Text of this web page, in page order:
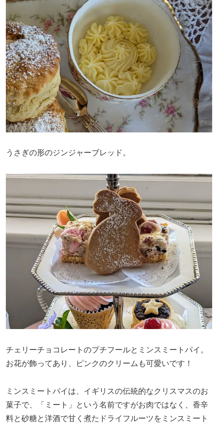
うさぎの形のジンジャーブレッド。
チェリーチョコレートのプチフールとミンスミートパイ。
お花が飾ってあり、ピンクのクリームも可愛いです！
ミンスミートパイは、イギリスの伝統的なクリスマスのお
菓子で、「ミート」という名前ですがお肉ではなく、香辛
料と砂糖と洋酒で甘く煮たドライフルーツをミンスミート